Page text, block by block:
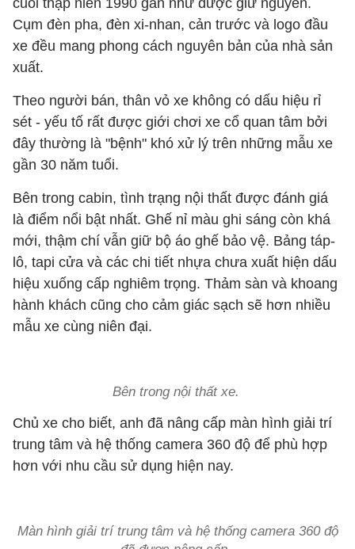
cuối thập niên 1990 gần như được giữ nguyên.
Cụm đèn pha, đèn xi-nhan, cản trước và logo đầu
xe đều mang phong cách nguyên bản của nhà sản
xuất.
Theo người bán, thân vỏ xe không có dấu hiệu rỉ
sét - yếu tố rất được giới chơi xe cổ quan tâm bởi
đây thường là "bệnh" khó xử lý trên những mẫu xe
gần 30 năm tuổi.
Bên trong cabin, tình trạng nội thất được đánh giá
là điểm nổi bật nhất. Ghế nỉ màu ghi sáng còn khá
mới, thậm chí vẫn giữ bộ áo ghế bảo vệ. Bảng táp-
lô, tapi cửa và các chi tiết nhựa chưa xuất hiện dấu
hiệu xuống cấp nghiêm trọng. Thảm sàn và khoang
hành khách cũng cho cảm giác sạch sẽ hơn nhiều
mẫu xe cùng niên đại.
Bên trong nội thất xe.
Chủ xe cho biết, anh đã nâng cấp màn hình giải trí
trung tâm và hệ thống camera 360 độ để phù hợp
hơn với nhu cầu sử dụng hiện nay.
Màn hình giải trí trung tâm và hệ thống camera 360 độ